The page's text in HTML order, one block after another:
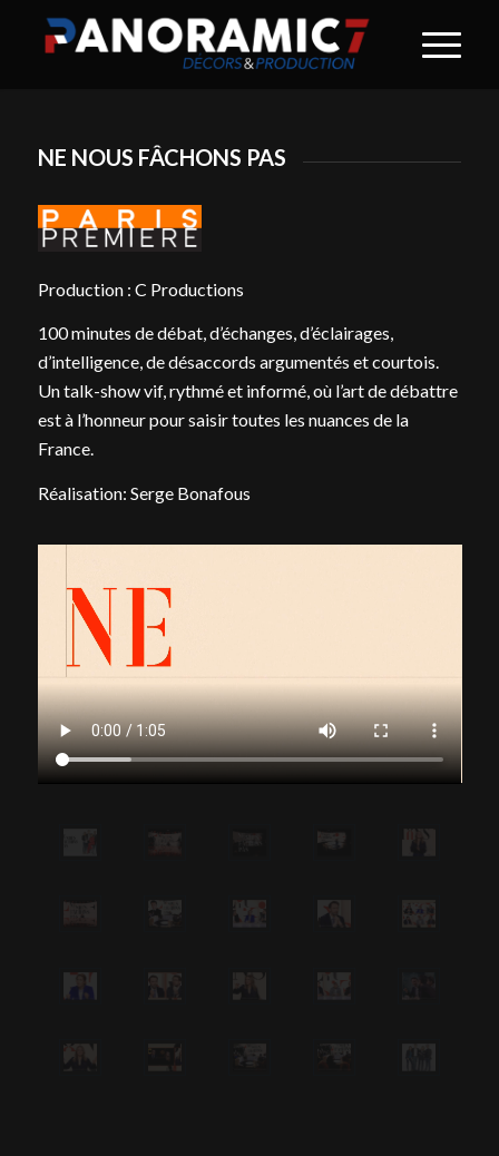
NE NOUS FÂCHONS PAS
Production : C Productions
100 minutes de débat, d’échanges, d’éclairages,
d’intelligence, de désaccords argumentés et courtois.
Un talk-show vif, rythmé et informé, où l’art de débattre
est à l’honneur pour saisir toutes les nuances de la
France.
Réalisation: Serge Bonafous